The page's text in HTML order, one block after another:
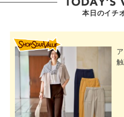
しています。
＜辻利宇治ほうじ茶＞
■コンタミネーション注意喚起
本日のイチ